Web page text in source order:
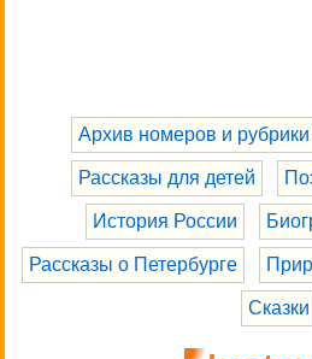
Архив номеров и
Рассказы для детей
История России
Рассказы о Петербурге
Сказки